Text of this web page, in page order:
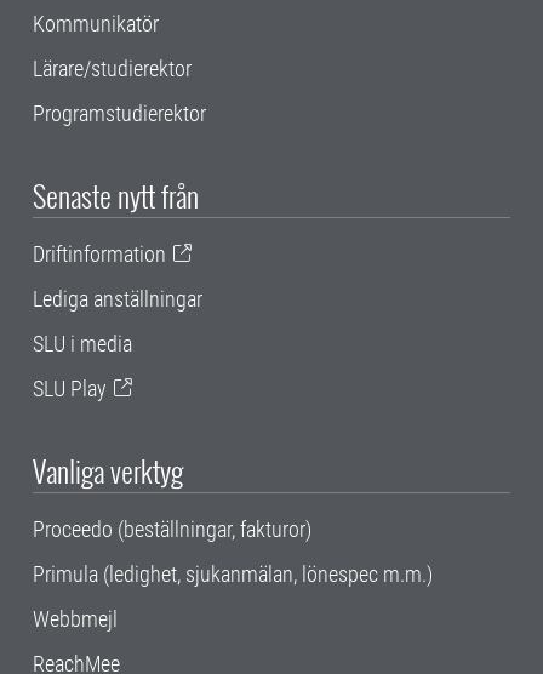
Kommunikatör
Lärare/studierektor
Programstudierektor
Senaste nytt från
Driftinformation
Lediga anställningar
SLU i media
SLU Play
Vanliga verktyg
Proceedo (beställningar, fakturor)
Primula (ledighet, sjukanmälan, lönespec m.m.)
Webbmejl
ReachMee